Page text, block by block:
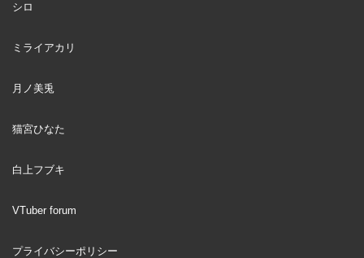
シロ
ミライアカリ
月ノ美兎
猫宮ひなた
白上フブキ
VTuber forum
プライバシーポリシー
APR